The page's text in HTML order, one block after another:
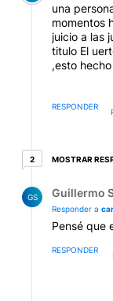
una
momentos
juicio a las
titulo El
,esto
lo toco y
los
RESPONDER
22 respuestas
MOSTRAR
GS Guillermo
Responder a
Pensé que
RESPONDER